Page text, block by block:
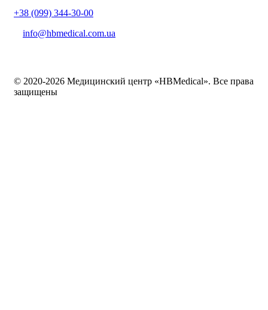
+38 (099) 344-30-00
info@hbmedical.com.ua
© 2020-2026 Медицинский центр «HBMedical». Все права
защищены